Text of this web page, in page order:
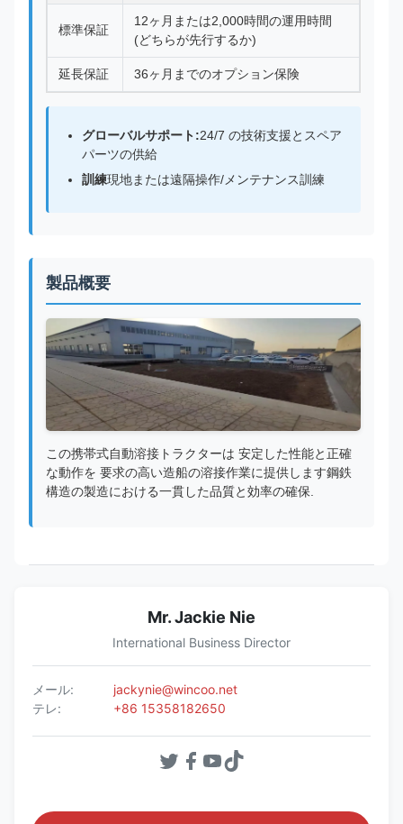
標準保証
12ヶ月または2,000時間の運用時間
(どちらが先行するか)
延長保証 36ヶ月までのオプション保険
グローバルサポート:24/7 の技術支援とスペア
パーツの供給
訓練現地または遠隔操作/メンテナンス訓練
製品概要
この携帯式自動溶接トラクターは 安定した性能と正確
な動作を 要求の高い造船の溶接作業に提供します鋼鉄
構造の製造における一貫した品質と効率の確保.
Mr. Jackie Nie
International Business Director
メール:
jackynie@wincoo.net
テレ:
+86 15358182650